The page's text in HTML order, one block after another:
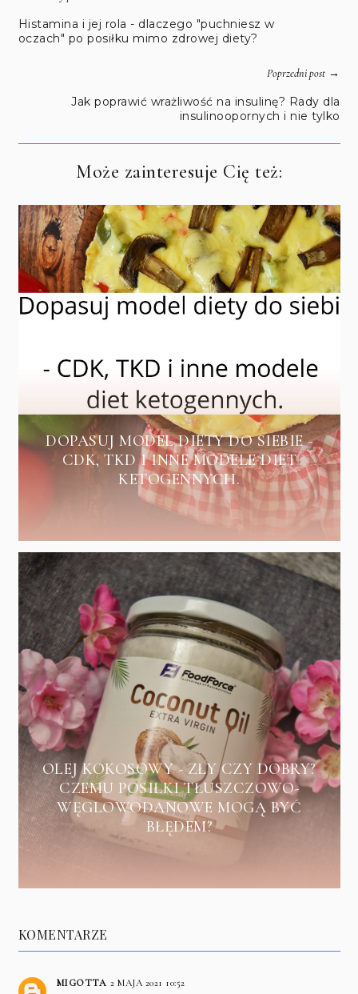
Histamina i jej rola - dlaczego "puchniesz w
oczach" po posiłku mimo zdrowej diety?
Poprzedni post→
Jak poprawić wrażliwość na insulinę? Rady dla
insulinoopornych i nie tylko
Może zainteresuje Cię też:
DOPASUJ MODEL DIETY DO SIEBIE -
CDK, TKD I INNE MODELE DIET
KETOGENNYCH.
OLEJ KOKOSOWY - ZŁY CZY DOBRY?
CZEMU POSIŁKI TŁUSZCZOWO-
WĘGLOWODANOWE MOGĄ BYĆ
BŁĘDEM?
KOMENTARZE
MIGOTTA 2 MAJA 2021 10:52